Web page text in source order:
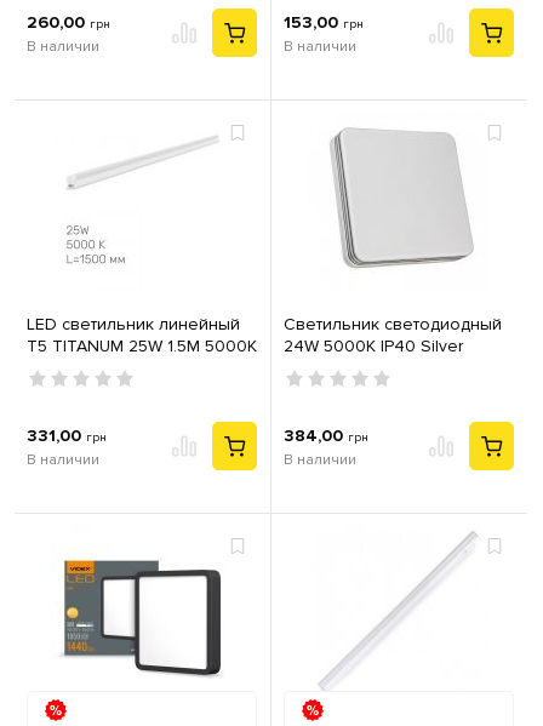
260,00 грн
В наличии
153,00 грн
В наличии
LED светильник линейный
Т5 TITANUM 25W 1.5М 5000K
331,00 грн
В наличии
Светильник светодиодный
24W 5000К IP40 Silver
Квадрат
384,00 грн
В наличии